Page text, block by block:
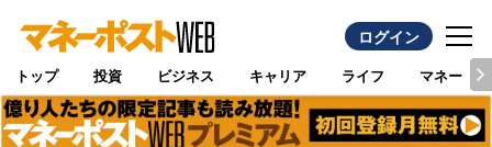
ログイン
トップ 投資 ビジネス キャリア ライフ マネー